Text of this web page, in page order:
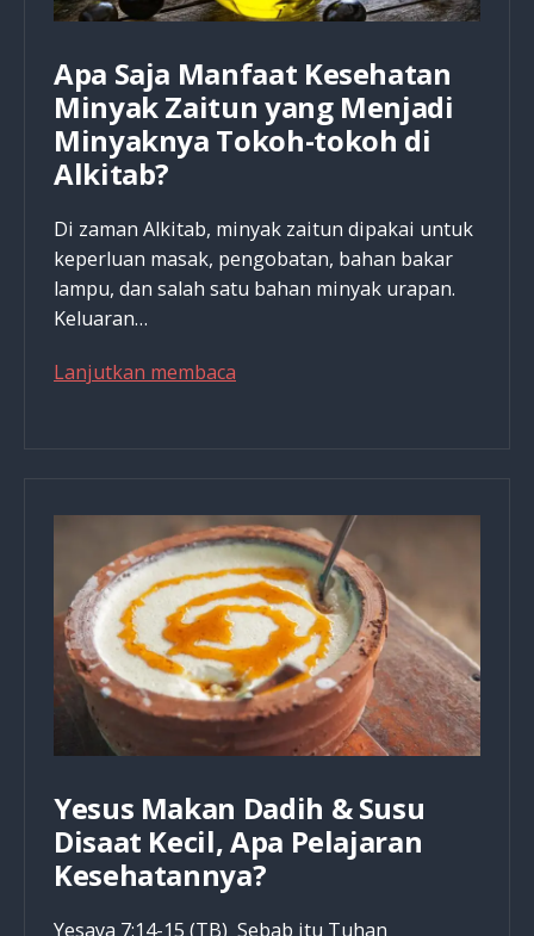
Apa Saja Manfaat Kesehatan
Minyak Zaitun yang Menjadi
Minyaknya Tokoh-tokoh di
Alkitab?
Di zaman Alkitab, minyak zaitun dipakai untuk
keperluan masak, pengobatan, bahan bakar
lampu, dan salah satu bahan minyak urapan.
Keluaran…
Lanjutkan membaca
Zaitun
yang
Menjadi
Minyaknya
Tokoh-
tokoh
di
Alkitab?
Yesus Makan Dadih & Susu
Disaat Kecil, Apa Pelajaran
Kesehatannya?
Yesaya 7:14-15 (TB) Sebab itu Tuhan